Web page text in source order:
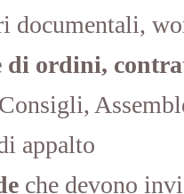
documentali,
di ordini,
appalto
che devono